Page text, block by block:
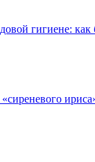
гигиене: